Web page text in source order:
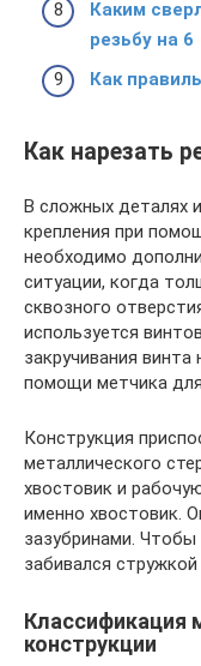
Каким
резьбу на 6
Как
Как нарезать
В сложных деталях
крепления при
необходимо
ситуации, когда
сквозного
используется
закручивания
помощи метчика
Конструкция
металлического
хвостовик и
именно хвостовик.
зазубринами.
забивался
Классификация
конструкции